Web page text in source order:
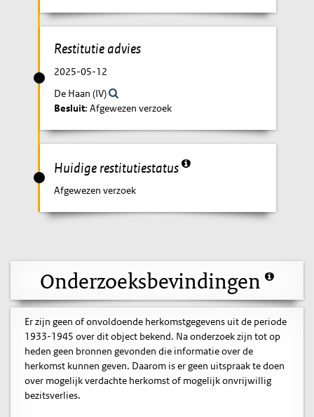
Restitutie advies
2025-05-12
De Haan (IV)
Besluit: Afgewezen verzoek
Huidige restitutiestatus
Afgewezen verzoek
Onderzoeksbevindingen
Er zijn geen of onvoldoende herkomstgegevens uit de periode
1933-1945 over dit object bekend. Na onderzoek zijn tot op
heden geen bronnen gevonden die informatie over de
herkomst kunnen geven. Daarom is er geen uitspraak te doen
over mogelijk verdachte herkomst of mogelijk onvrijwillig
bezitsverlies.